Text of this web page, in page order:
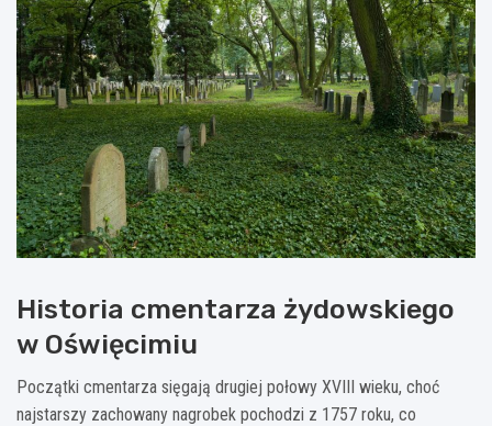
Historia cmentarza żydowskiego
w Oświęcimiu
Początki cmentarza sięgają drugiej połowy XVIII wieku, choć
najstarszy zachowany nagrobek pochodzi z 1757 roku, co